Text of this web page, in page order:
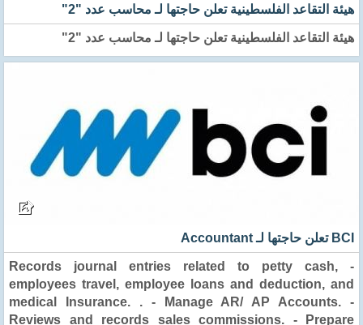
هيئة التقاعد الفلسطينية تعلن حاجتها لـ محاسب عدد "2"
هيئة التقاعد الفلسطينية تعلن حاجتها لـ محاسب عدد "2"
BCI تعلن حاجتها لـ Accountant
- Records journal entries related to petty cash,
employees travel, employee loans and deduction, and
medical Insurance. . - Manage AR/ AP Accounts. -
Reviews and records sales commissions. - Prepare